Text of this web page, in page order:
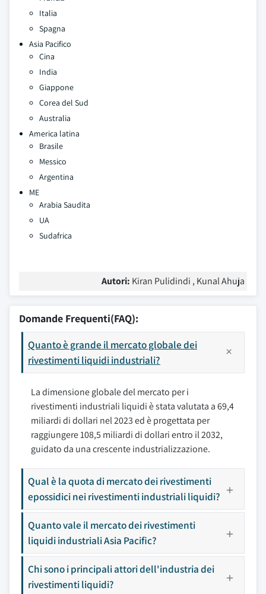
Italia
Spagna
Asia Pacifico
Cina
India
Giappone
Corea del Sud
Australia
America latina
Brasile
Messico
Argentina
ME
Arabia Saudita
UA
Sudafrica
Autori: Kiran Pulidindi , Kunal Ahuja
Domande Frequenti(FAQ):
Quanto è grande il mercato globale dei
rivestimenti liquidi industriali?
La dimensione globale del mercato per i
rivestimenti industriali liquidi è stata valutata a 69,4
miliardi di dollari nel 2023 ed è progettata per
raggiungere 108,5 miliardi di dollari entro il 2032,
guidato da una crescente industrializzazione.
Qual è la quota di mercato dei rivestimenti
epossidici nei rivestimenti industriali liquidi?
Quanto vale il mercato dei rivestimenti
liquidi industriali Asia Pacific?
Chi sono i principali attori dell'industria dei
rivestimenti liquidi?